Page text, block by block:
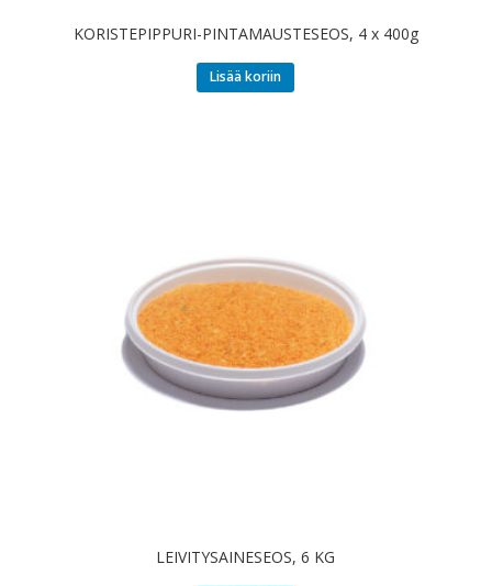
KORISTEPIPPURI-PINTAMAUSTESEOS, 4 x 400g
Lisää koriin
LEIVITYSAINESEOS, 6 KG